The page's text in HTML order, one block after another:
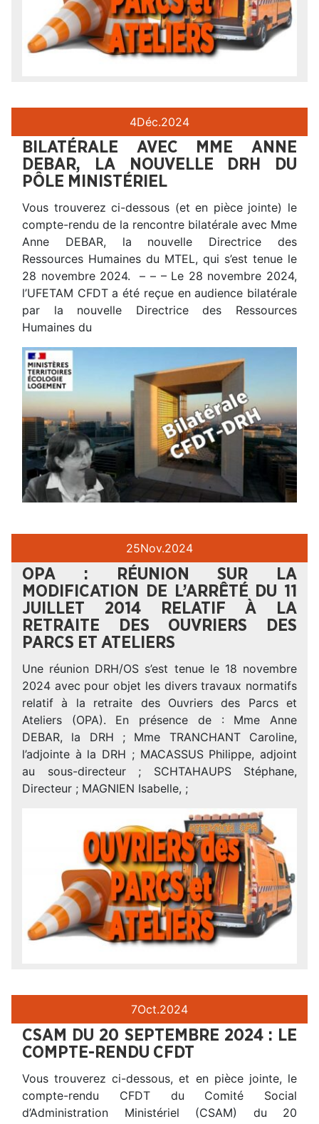
4Déc.2024
BILATÉRALE AVEC MME ANNE
DEBAR, LA NOUVELLE DRH DU
PÔLE MINISTÉRIEL
Vous trouverez ci-dessous (et en pièce jointe) le
compte-rendu de la rencontre bilatérale avec Mme
Anne DEBAR, la nouvelle Directrice des
Ressources Humaines du MTEL, qui s’est tenue le
28 novembre 2024. – – – Le 28 novembre 2024,
l’UFETAM CFDT a été reçue en audience bilatérale
par la nouvelle Directrice des Ressources
Humaines du
25Nov.2024
OPA : RÉUNION SUR LA
MODIFICATION DE L’ARRÊTÉ DU 11
JUILLET 2014 RELATIF À LA
RETRAITE DES OUVRIERS DES
PARCS ET ATELIERS
Une réunion DRH/OS s’est tenue le 18 novembre
2024 avec pour objet les divers travaux normatifs
relatif à la retraite des Ouvriers des Parcs et
Ateliers (OPA). En présence de : Mme Anne
DEBAR, la DRH ; Mme TRANCHANT Caroline,
l’adjointe à la DRH ; MACASSUS Philippe, adjoint
au sous-directeur ; SCHTAHAUPS Stéphane,
Directeur ; MAGNIEN Isabelle, ;
7Oct.2024
CSAM DU 20 SEPTEMBRE 2024 : LE
COMPTE-RENDU CFDT
Vous trouverez ci-dessous, et en pièce jointe, le
compte-rendu CFDT du Comité Social
d’Administration Ministériel (CSAM) du 20